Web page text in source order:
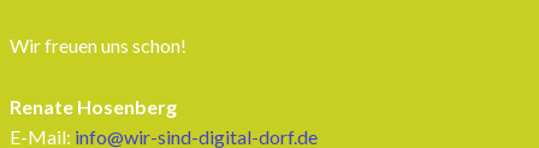
Wir freuen uns schon!
Renate Hosenberg
E-Mail: info@wir-sind-digital-dorf.de